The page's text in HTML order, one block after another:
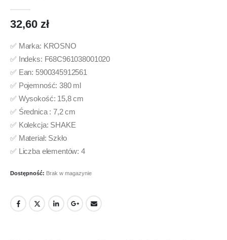
32,60 zł
✅ Marka: KROSNO
✅ Indeks: F68C961038001020
✅ Ean: 5900345912561
✅ Pojemność: 380 ml
✅ Wysokość: 15,8 cm
✅ Średnica : 7,2 cm
✅ Kolekcja: SHAKE
✅ Materiał: Szkło
✅ Liczba elementów: 4
Dostępność: Brak w magazynie